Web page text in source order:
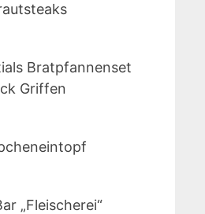
Bratpfannenset
Griffen
„Fleischerei“